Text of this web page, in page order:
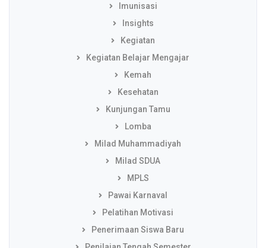
Imunisasi
Insights
Kegiatan
Kegiatan Belajar Mengajar
Kemah
Kesehatan
Kunjungan Tamu
Lomba
Milad Muhammadiyah
Milad SDUA
MPLS
Pawai Karnaval
Pelatihan Motivasi
Penerimaan Siswa Baru